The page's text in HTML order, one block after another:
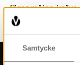
Samtycke
föranmälan krävs.